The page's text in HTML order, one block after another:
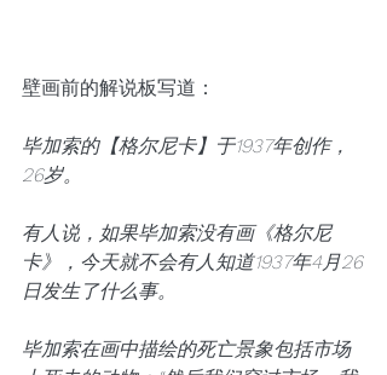
壁画前的解说板写道：
毕加索的【格尔尼卡】于1937年创作，
26岁。
有人说，如果毕加索没有画《格尔尼
卡》，今天就不会有人知道1937年4月26
日发生了什么事。
毕加索在画中描绘的死亡景象包括市场